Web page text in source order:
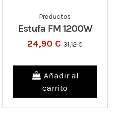
Productos
Estufa FM 1200W
24,90 €31,12 €
Añadir al
carrito